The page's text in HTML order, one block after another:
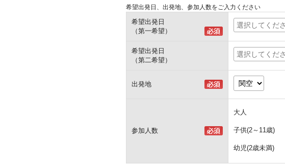
希望出発日、出発地、参加人数をご入力ください
希望出発日
（第一希望）
希望出発日
（第二希望）
出発地
参加人数
大人
子供(2～11歳)
幼児(2歳未満)